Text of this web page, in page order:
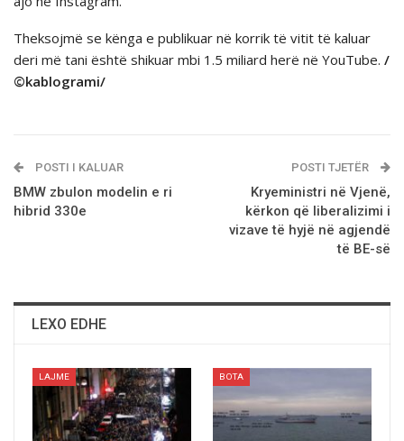
Theksojmë se kënga e publikuar në korrik të vitit të kaluar
deri më tani është shikuar mbi 1.5 miliard herë në YouTube. /
©kablogrami/
POSTI I KALUAR
BMW zbulon modelin e ri
hibrid 330e
POSTI TJETËR
Kryeministri në Vjenë,
kërkon që liberalizimi i
vizave të hyjë në agjendë
të BE-së
LEXO EDHE
LAJME BOTA